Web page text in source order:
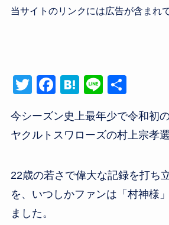
当サイトのリンクには広告が含
T
tt
er
F
c
e
o
o
H
e
n
Li
e
今シーズン史上最年少で令和初
ヤクルトスワローズの村上宗孝選
22歳の若さで偉大な記録を打ち
を、いつしかファンは「村神様
ました。